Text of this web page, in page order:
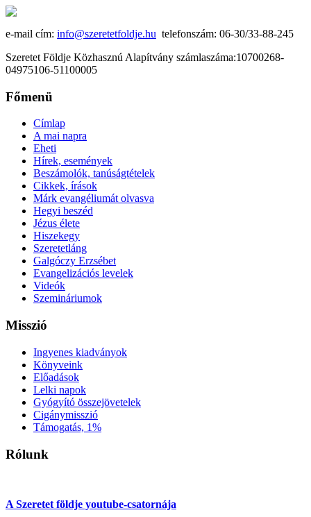
e-mail cím: info@szeretetfoldje.hu telefonszám: 06-30/33-88-245
Szeretet Földje Közhasznú Alapítvány számlaszáma:10700268-
04975106-51100005
Főmenü
Címlap
A mai napra
Eheti
Hírek, események
Beszámolók, tanúságtételek
Cikkek, írások
Márk evangéliumát olvasva
Hegyi beszéd
Jézus élete
Hiszekegy
Szeretetláng
Galgóczy Erzsébet
Evangelizációs levelek
Videók
Szemináriumok
Misszió
Ingyenes kiadványok
Könyveink
Előadások
Lelki napok
Gyógyító összejövetelek
Cigánymisszió
Támogatás, 1%
Rólunk
A Szeretet földje youtube-csatornája